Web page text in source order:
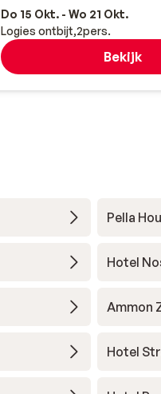
Do 15 Okt. - Wo 21 Okt.
Logies ontbijt 2pers.
Bekijk
Pella
Hotel
Ammon
Hotel